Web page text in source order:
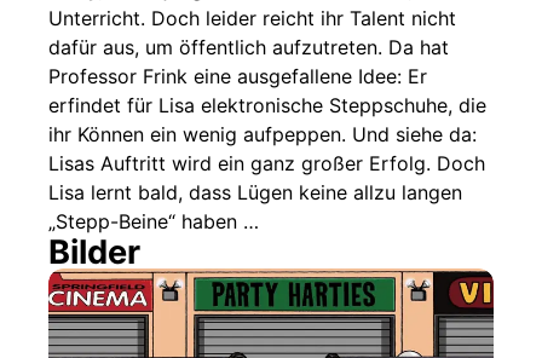
Unterricht. Doch leider reicht ihr Talent nicht
dafür aus, um öffentlich aufzutreten. Da hat
Professor Frink eine ausgefallene Idee: Er
erfindet für Lisa elektronische Steppschuhe, die
ihr Können ein wenig aufpeppen. Und siehe da:
Lisas Auftritt wird ein ganz großer Erfolg. Doch
Lisa lernt bald, dass Lügen keine allzu langen
„Stepp-Beine“ haben …
Bilder